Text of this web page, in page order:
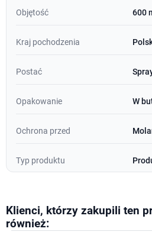
Objętość 600
Kraj pochodzenia
Postać
Opakowanie W
Ochrona przed
Typ produktu
Klienci, którzy zakupili ten
również: